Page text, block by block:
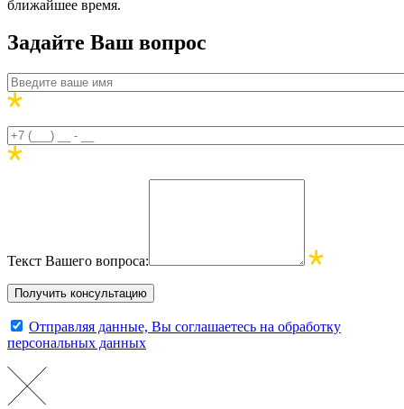
ближайшее время.
Задайте Ваш вопрос
Текст Вашего вопроса:
Отправляя данные, Вы соглашаетесь на обработку
персональных данных